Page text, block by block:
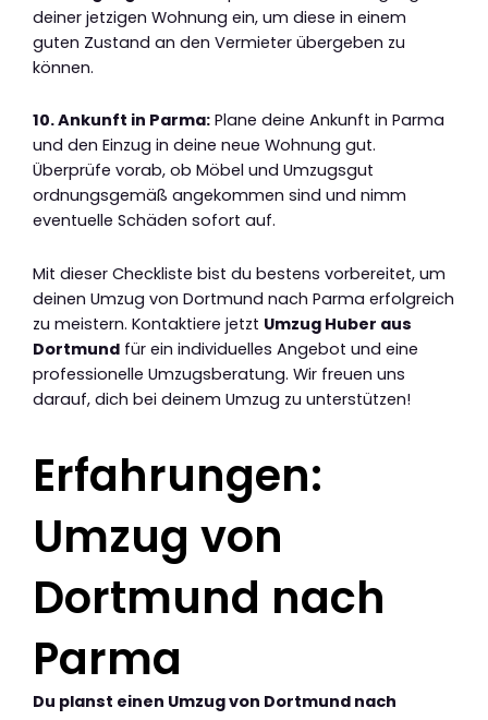
deiner jetzigen Wohnung ein, um diese in einem
guten Zustand an den Vermieter übergeben zu
können.
10. Ankunft in Parma: Plane deine Ankunft in Parma
und den Einzug in deine neue Wohnung gut.
Überprüfe vorab, ob Möbel und Umzugsgut
ordnungsgemäß angekommen sind und nimm
eventuelle Schäden sofort auf.
Mit dieser Checkliste bist du bestens vorbereitet, um
deinen Umzug von Dortmund nach Parma erfolgreich
zu meistern. Kontaktiere jetzt Umzug Huber aus
Dortmund für ein individuelles Angebot und eine
professionelle Umzugsberatung. Wir freuen uns
darauf, dich bei deinem Umzug zu unterstützen!
Erfahrungen:
Umzug von
Dortmund nach
Parma
Du planst einen Umzug von Dortmund nach